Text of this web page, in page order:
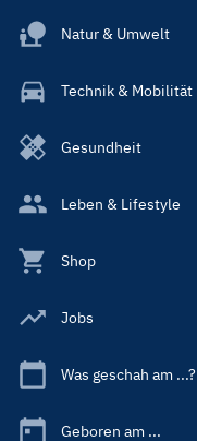
Natur & Umwelt
Technik & Mobilität
Gesundheit
Leben & Lifestyle
Shop
Jobs
Was geschah am ...?
Geboren am ...